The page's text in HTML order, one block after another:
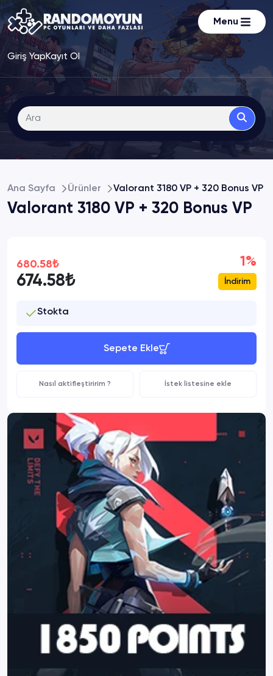
Menu
Giriş YapKayıt Ol
Ana Sayfa Ürünler Valorant 3180 VP + 320 Bonus VP
Valorant 3180 VP + 320 Bonus VP
680.58₺
674.58₺
1%
İndirim
Stokta
Sepete Ekle
Nasıl aktifleştiririm ? İstek listesine ekle